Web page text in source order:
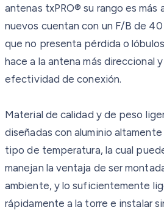
antenas txPRO® su rango es más
nuevos cuentan con un F/B de
que no presenta pérdida o
hace a la antena más direccional
efectividad de conexión.
Material de calidad y de peso
diseñadas con aluminio
tipo de temperatura, la cual
manejan la ventaja de ser
ambiente, y lo suficientemente
rápidamente a la torre e instalar